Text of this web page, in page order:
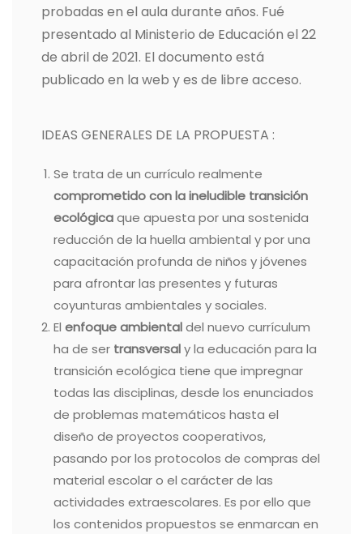
probadas en el aula durante años. Fué
presentado al Ministerio de Educación el 22
de abril de 2021. El documento está
publicado en la web y es de libre acceso.
IDEAS GENERALES DE LA PROPUESTA :
Se trata de un currículo realmente
comprometido con la ineludible transición
ecológicaque apuesta por una sostenida
reducción de la huella ambiental y por una
capacitación profunda de niños y jóvenes
para afrontar las presentes y futuras
coyunturas ambientales y sociales.
El enfoque ambientaldel nuevo currículum
ha de ser transversaly la educación para la
transición ecológica tiene que impregnar
todas las disciplinas, desde los enunciados
de problemas matemáticos hasta el
diseño de proyectos cooperativos,
pasando por los protocolos de compras del
material escolar o el carácter de las
actividades extraescolares. Es por ello que
los contenidos propuestos se enmarcan en